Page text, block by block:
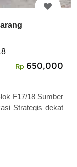
Rp 650,000
F17/18 Sumber
Strategis dekat